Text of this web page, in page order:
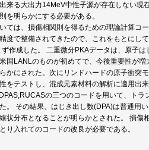
来る大出力14MeV中性子源が存在しない現
を明らかにする必要がある。
ては、損傷相関則を得るための理論計算コ
度で整備されてきたので、これをもとにし
作成した。 二重微分PKAデータは、原子
国LANLのものが初めてで、今後重要性が
かにされた。次にリンドハードの原子衝突
をテストし、混成元素材料の解析に適用出
の三つのコードを用いて、ト
。 その結果、はじき出し数(DPA)は普通用
状分布となることが明らかとされた。 損
り入れてのコードの改良が必要である。